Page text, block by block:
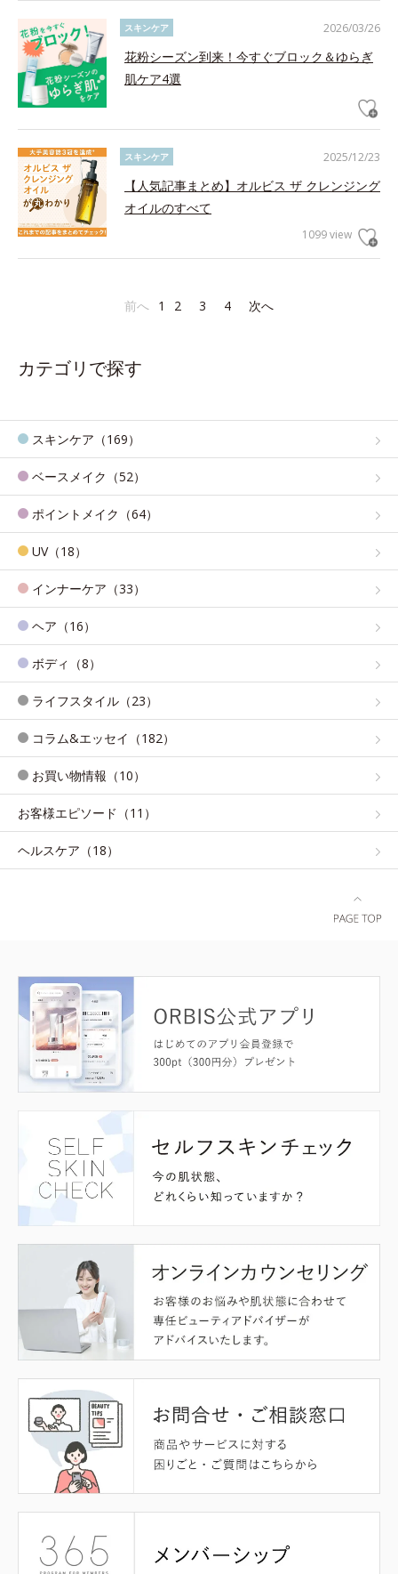
2026/03/26
スキンケア
花粉シーズン到来！今すぐブロック＆ゆらぎ
肌ケア4選
2025/12/23
スキンケア
【人気記事まとめ】オルビス ザ クレンジング
オイルのすべて
1099 view
前へ 1 2 3 4 次へ
カテゴリで探す
スキンケア（169）
ベースメイク（52）
ポイントメイク（64）
UV（18）
インナーケア（33）
ヘア（16）
ボディ（8）
ライフスタイル（23）
コラム&エッセイ（182）
お買い物情報（10）
お客様エピソード（11）
ヘルスケア（18）